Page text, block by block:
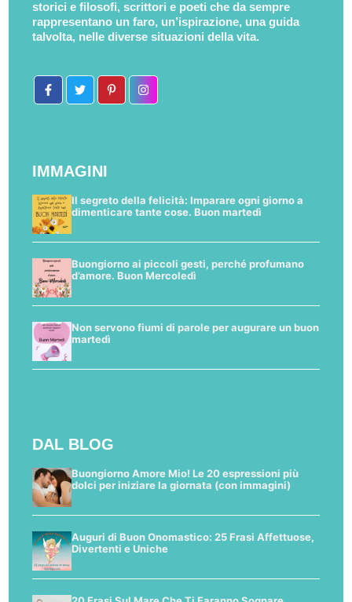
storici e filosofi, scrittori e poeti che da sempre
rappresentano un faro, un’ispirazione, una guida
talvolta, nelle diverse situazioni della vita.
IMMAGINI
Il segreto della felicità: Imparare ogni giorno a
dimenticare tante cose. Buon martedì
Buongiorno ai piccoli gesti, perché profumano
d’amore. Buon Mercoledì
Non servono fiumi di parole per augurare un buon
martedì
DAL BLOG
Buongiorno Amore Mio! Le 20 espressioni più
dolci per iniziare la giornata (con immagini)
Auguri di Buon Onomastico: 25 Frasi Affettuose,
Divertenti e Uniche